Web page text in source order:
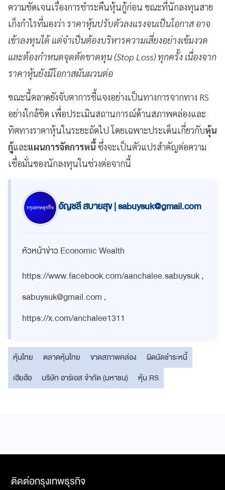
ความชัดเจนเรื่องการชำระคืนหุ้นกู้ก่อน ขณะที่นักลงทุนสาย
เก็งกำไรที่มองว่า ราคาหุ้นปรับตัวลงแรงจนเป็นโอกาส อาจ
เข้าลงทุนได้ แต่จำเป็นต้องบริหารความเสี่ยงอย่างเข้มงวด
และต้องกำหนดจุดตัดขาดทุน (Stop Loss) ทุกครั้ง เนื่องจาก
ราคาหุ้นยังมีโอกาสผันผวนต่อ
ขณะนี้ตลาดยังจับตาการชี้แจงอย่างเป็นทางการจากทาง RS
อย่างใกล้ชิด เพื่อประเมินสถานการณ์ด้านสภาพคล่องและ
ทิศทางราคาหุ้นในระยะถัดไป โดยเฉพาะประเด็นเกี่ยวกับหุ้น
กู้และแผนการจัดการหนี้ ซึ่งจะเป็นตัวแปรสำคัญต่อความ
เชื่อมั่นของนักลงทุนในช่วงต่อจากนี้
อัญชลี สบายสุข |sabuysuk@gmail.com
หัวหน้าข่าว Economic Wealth
https://www.facebook.com/aanchalee.sabuysuk ,
sabuysuk@gmail.com ,
https://x.com/anchalee1311
หุ้นไทย ตลาดหุ้นไทย ขาดสภาพคล่อง
ผิดนัดชำระหนี้
เฮียฮ้อ
บริษัท อาร์เอส จำกัด (มหาชน) หุ้น RS
ติดต่อกรุงเทพธุรกิจ